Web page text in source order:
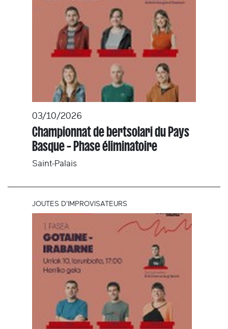
03/10/2026
Championnat de bertsolari du Pays
Basque – Phase éliminatoire
Saint-Palais
JOUTES D'IMPROVISATEURS